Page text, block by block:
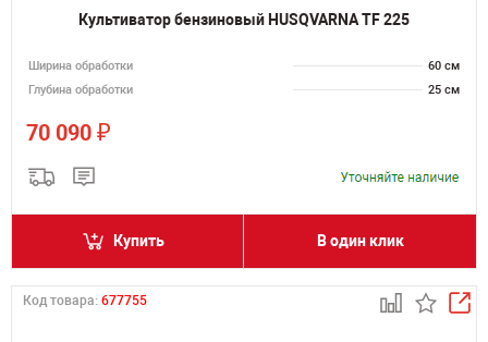
Культиватор бензиновый HUSQVARNA TF 225
Ширина обработки
60 см
Глубина обработки
25 см
70 090 ₽
Купить В один клик
Код товара: 677755